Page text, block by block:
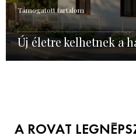
Támogatott tartalom
Új életre kelhetnek a
A ROVAT